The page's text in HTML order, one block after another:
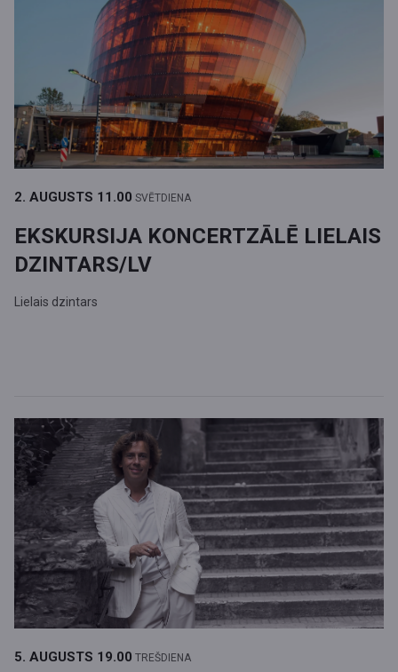
2. AUGUSTS 11.00 SVĒTDIENA
EKSKURSIJA KONCERTZĀLĒ LIELAIS
DZINTARS/LV
Lielais dzintars
5. AUGUSTS 19.00 TREŠDIENA